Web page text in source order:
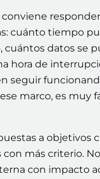
cuánto tiempo
cuántos datos se
hora de
seguir
marco, es muy
a objetivos
más criterio.
con impacto